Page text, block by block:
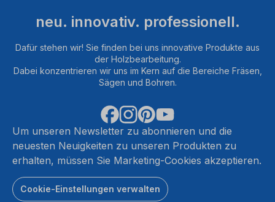
neu. innovativ. professionell.
Dafür stehen wir! Sie finden bei uns innovative Produkte aus
der Holzbearbeitung.
Dabei konzentrieren wir uns im Kern auf die Bereiche Fräsen,
Sägen und Bohren.
Um unseren Newsletter zu abonnieren und die
neuesten Neuigkeiten zu unseren Produkten zu
erhalten, müssen Sie Marketing-Cookies akzeptieren.
Cookie-Einstellungen verwalten